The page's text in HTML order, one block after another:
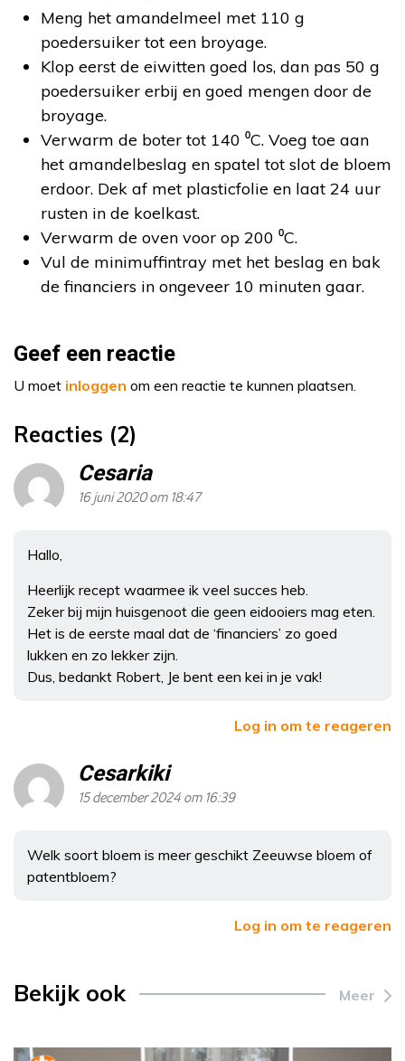
Meng het amandelmeel met 110 g
poedersuiker tot een broyage.
Klop eerst de eiwitten goed los, dan pas 50 g
poedersuiker erbij en goed mengen door de
broyage.
Verwarm de boter tot 140 ⁰C. Voeg toe aan
het amandelbeslag en spatel tot slot de bloem
erdoor. Dek af met plasticfolie en laat 24 uur
rusten in de koelkast.
Verwarm de oven voor op 200 ⁰C.
Vul de minimuffintray met het beslag en bak
de financiers in ongeveer 10 minuten gaar.
Geef een reactie
U moet inloggen om een reactie te kunnen plaatsen.
Reacties (2)
Cesaria
16 juni 2020 om 18:47
Hallo,
Heerlijk recept waarmee ik veel succes heb.
Zeker bij mijn huisgenoot die geen eidooiers mag eten.
Het is de eerste maal dat de ‘financiers’ zo goed
lukken en zo lekker zijn.
Dus, bedankt Robert, Je bent een kei in je vak!
Log in om te reageren
Cesarkiki
15 december 2024 om 16:39
Welk soort bloem is meer geschikt Zeeuwse bloem of
patentbloem?
Log in om te reageren
Bekijk ook Meer